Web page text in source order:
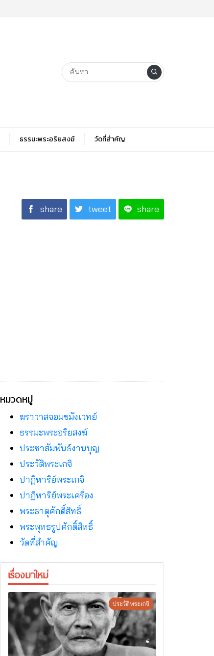
ธรรมะพระอริยสงฆ์ วัดที่สําคัญ
share tweet share
หมวดหมู่
ฆราวาสจอมขมังเวทย์
ธรรมะพระอริยสงฆ์
ประชาสัมพันธ์งานบุญ
ประวัติพระเกจิ
ปาฏิหาริย์พระเกจิ
ปาฏิหาริย์พระเครื่อง
พระธาตุศักดิ์สิทธิ์
พระพุทธรูปศักดิ์สิทธิ์
วัดที่สําคัญ
เรื่องมาใหม่
ประวัติพระเกจิ